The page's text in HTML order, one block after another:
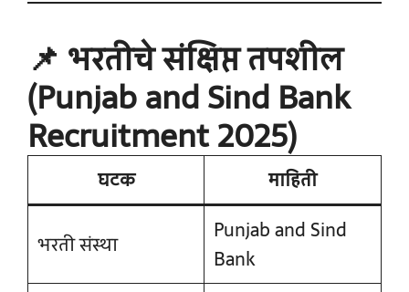
📌 भरतीचे संक्षिप्त तपशील
(Punjab and Sind Bank
Recruitment 2025)
घटक माहिती
भरती संस्था
Punjab and Sind
Bank